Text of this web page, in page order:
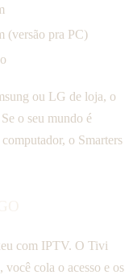
(versão pra PC)
ou LG de loja, o
o seu mundo é
o Smarters
com IPTV. O Tivi
cola o acesso e os